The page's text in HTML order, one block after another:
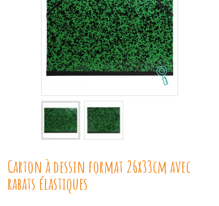
Carton à dessin format 26x33cm avec
rabats élastiques